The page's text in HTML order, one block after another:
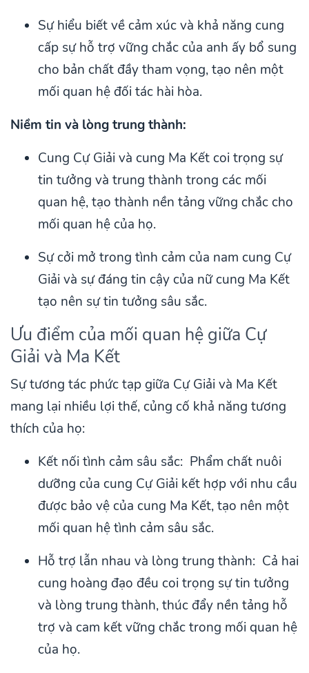
Sự hiểu biết về cảm xúc và khả năng cung
cấp sự hỗ trợ vững chắc của anh ấy bổ sung
cho bản chất đầy tham vọng, tạo nên một
mối quan hệ đối tác hài hòa.
Niềm tin và lòng trung thành:
Cung Cự Giải và cung Ma Kết coi trọng sự
tin tưởng và trung thành trong các mối
quan hệ, tạo thành nền tảng vững chắc cho
mối quan hệ của họ.
Sự cởi mở trong tình cảm của nam cung Cự
Giải và sự đáng tin cậy của nữ cung Ma Kết
tạo nên sự tin tưởng sâu sắc.
Ưu điểm của mối quan hệ giữa Cự
Giải và Ma Kết
Sự tương tác phức tạp giữa Cự Giải và Ma Kết
mang lại nhiều lợi thế, củng cố khả năng tương
thích của họ:
Kết nối tình cảm sâu sắc: Phẩm chất nuôi
dưỡng của cung Cự Giải kết hợp với nhu cầu
được bảo vệ của cung Ma Kết, tạo nên một
mối quan hệ tình cảm sâu sắc.
Hỗ trợ lẫn nhau và lòng trung thành: Cả hai
cung hoàng đạo đều coi trọng sự tin tưởng
và lòng trung thành, thúc đẩy nền tảng hỗ
trợ và cam kết vững chắc trong mối quan hệ
của họ.